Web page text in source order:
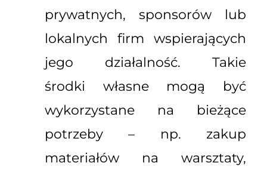
prywatnych, sponsorów lub
lokalnych firm wspierających
jego działalność. Takie
środki własne mogą być
wykorzystane na bieżące
potrzeby – np. zakup
materiałów na warsztaty,